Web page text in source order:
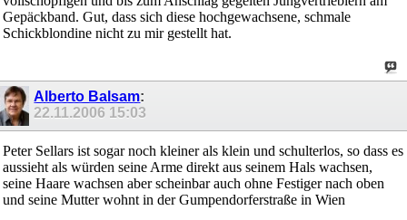
Gepäckband. Gut, dass sich diese hochgewachsene, schmale
Schickblondine nicht zu mir gestellt hat.
Alberto Balsam:
22.11.2006 15:03
Peter Sellars ist sogar noch kleiner als klein und schulterlos, so dass es
aussieht als würden seine Arme direkt aus seinem Hals wachsen,
seine Haare wachsen aber scheinbar auch ohne Festiger nach oben
und seine Mutter wohnt in der Gumpendorferstraße in Wien